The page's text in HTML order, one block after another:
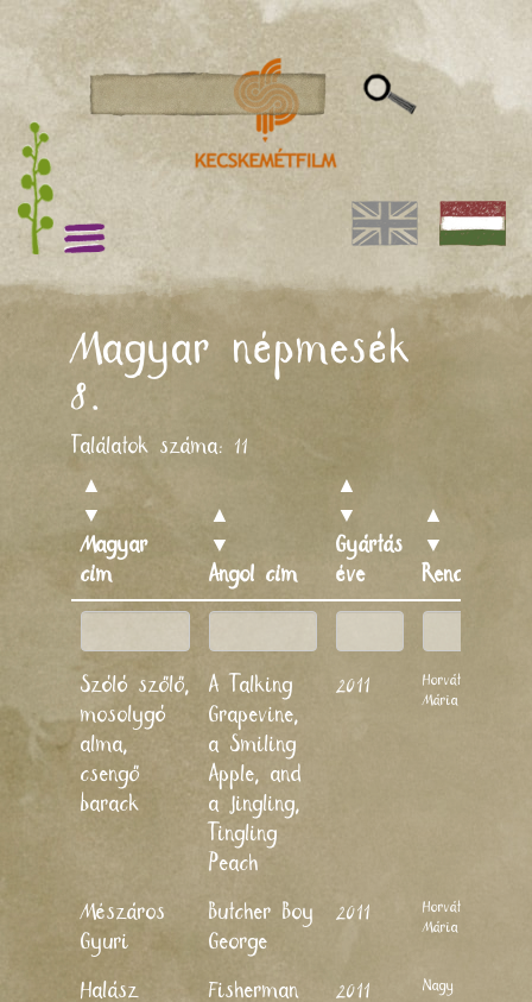
Magyar népmesék
8.
Találatok száma: 11
▲
▼
Magyar
cím
▲
▼
Angol cím
▲
▼
Gyártás
éve
▲
▼
Rendező
Szóló szőlő,
mosolygó
alma,
csengő
barack
A Talking
Grapevine,
a Smiling
Apple, and
a Jingling,
Tingling
Peach
2011
Horváth
Mária
Mészáros
Gyuri
Butcher Boy
George
2011
Horváth
Mária
Halász
Fisherman
2011 Nagy Lajos